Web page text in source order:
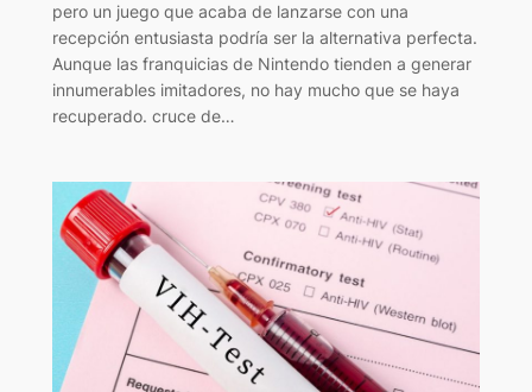
pero un juego que acaba de lanzarse con una
recepción entusiasta podría ser la alternativa perfecta.
Aunque las franquicias de Nintendo tienden a generar
innumerables imitadores, no hay mucho que se haya
recuperado. cruce de…